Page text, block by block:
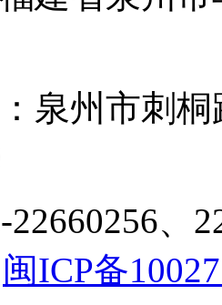
泉州市刺
、
闽ICP备